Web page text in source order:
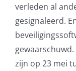
WordPress SLA
Contact
verleden al
gesignaleerd.
zijn op 23 mei